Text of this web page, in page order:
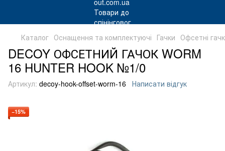
Каталог Оснащення та комплектуючі Гачки Офсетні
DECOY ОФСЕТНИЙ ГАЧОК WORM
16 HUNTER HOOK №1/0
Артикул: decoy-hook-offset-worm-16 Написати відгук
−15%